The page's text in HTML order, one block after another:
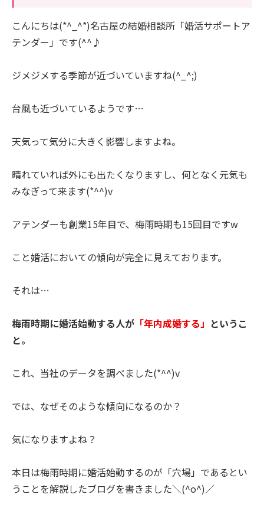
こんにちは(*^_^*)名古屋の結婚相談所「婚活サポートア
テンダー」です(^^♪
ジメジメする季節が近づいていますね(^_^;)
台風も近づいているようです…
天気って気分に大きく影響しますよね。
晴れていれば外にも出たくなりますし、何となく元気も
みなぎって来ます(*^^)v
アテンダーも創業15年目で、梅雨時期も15回目ですw
こと婚活においての傾向が完全に見えております。
それは…
梅雨時期に婚活始動する人が 「年内成婚する」 というこ
と。
これ、当社のデータを調べました(*^^)v
では、なぜそのような傾向になるのか？
気になりますよね？
本日は梅雨時期に婚活始動するのが「穴場」であるとい
うことを解説したブログを書きました＼(^o^)／